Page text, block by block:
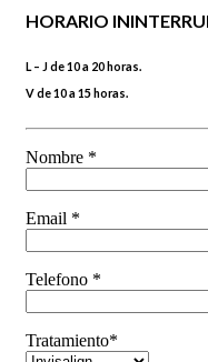
HORARIO
L – J de 10 a 20 horas.
V de 10 a 15 horas.
Nombre *
Email *
Telefono *
Tratamiento*